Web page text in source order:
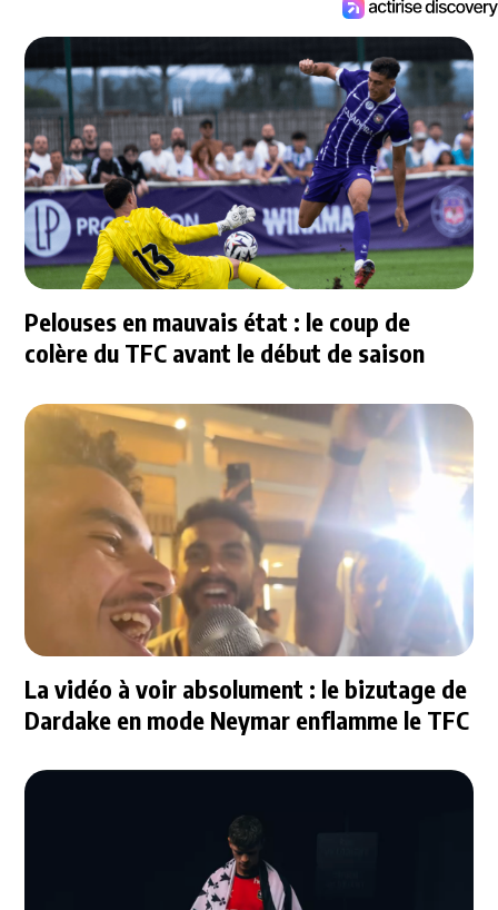
Pelouses en mauvais état : le coup de
colère du TFC avant le début de saison
La vidéo à voir absolument : le bizutage de
Dardake en mode Neymar enflamme le TFC